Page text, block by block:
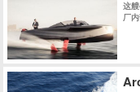
这
厂